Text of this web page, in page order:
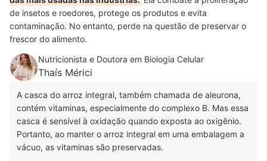
de insetos e roedores, protege os produtos e evita
contaminação. No entanto, perde na questão de preservar o
frescor do alimento.
Nutricionista e Doutora em Biologia Celular
Thaís Mérici
A casca do arroz integral, também chamada de aleurona,
contém vitaminas, especialmente do complexo B. Mas essa
casca é sensível à oxidação quando exposta ao oxigênio.
Portanto, ao manter o arroz integral em uma embalagem a
vácuo, as vitaminas são preservadas.